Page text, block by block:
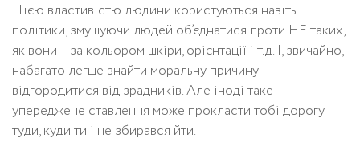
Цією властивістю людини користуються навіть
політики, змушуючи людей об’єднатися проти НЕ таких,
як вони – за кольором шкіри, орієнтації і т.д. І, звичайно,
набагато легше знайти моральну причину
відгородитися від зрадників. Але іноді таке
упереджене ставлення може прокласти тобі дорогу
туди, куди ти і не збирався йти.